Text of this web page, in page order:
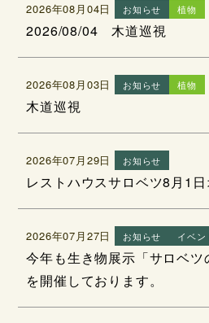
2026年08月04日 お知らせ 植物
2026/08/04 木道巡視
2026年08月03日 お知らせ 植物
木道巡視
2026年07月29日 お知らせ
レストハウスサロベツ8月1日
2026年07月27日 お知らせ イベン
今年も生き物展示「サロベツ
を開催しております。